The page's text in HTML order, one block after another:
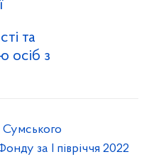
та
осіб з
Сумського
за І півріччя 2022